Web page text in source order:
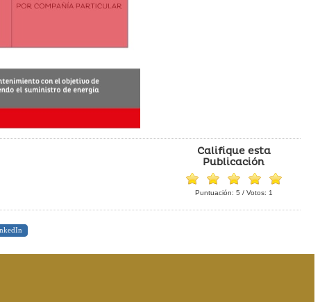
Califique esta
Publicación
Puntuación: 5 / Votos: 1